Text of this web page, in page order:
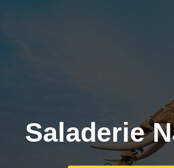
Saladerie